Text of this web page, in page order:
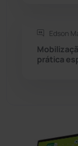
Edson
prática